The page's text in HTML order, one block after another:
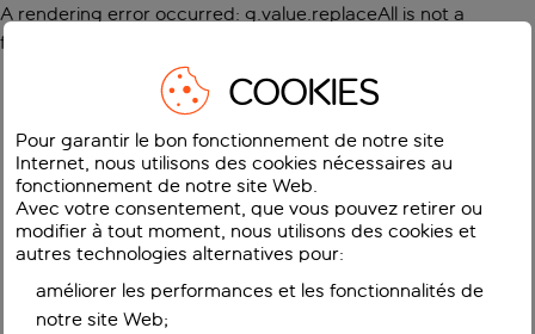
A rendering error occurred: g.value.replaceAll is not a
function
COOKIES
Pour garantir le bon fonctionnement de notre site
Internet, nous utilisons des cookies nécessaires au
fonctionnement de notre site Web.
Avec votre consentement, que vous pouvez retirer ou
modifier à tout moment, nous utilisons des cookies et
autres technologies alternatives pour:
améliorer les performances et les fonctionnalités de
notre site Web;